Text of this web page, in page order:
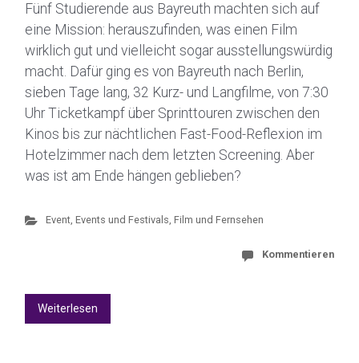
Fünf Studierende aus Bayreuth machten sich auf
eine Mission: herauszufinden, was einen Film
wirklich gut und vielleicht sogar ausstellungswürdig
macht. Dafür ging es von Bayreuth nach Berlin,
sieben Tage lang, 32 Kurz- und Langfilme, von 7:30
Uhr Ticketkampf über Sprinttouren zwischen den
Kinos bis zur nächtlichen Fast-Food-Reflexion im
Hotelzimmer nach dem letzten Screening. Aber
was ist am Ende hängen geblieben?
Event, Events und Festivals, Film und Fernsehen
Kommentieren
Weiterlesen